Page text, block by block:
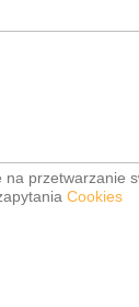
na przetwarzanie
Cookies